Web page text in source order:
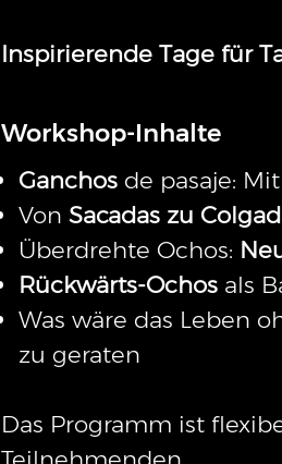
Inspirierende Tage für
Workshop-Inhalte
Ganchos de pasaje:
Von Sacadas zu
Überdrehte Ochos:
Rückwärts-Ochos als
Was wäre das Leben
zu geraten
Das Programm ist